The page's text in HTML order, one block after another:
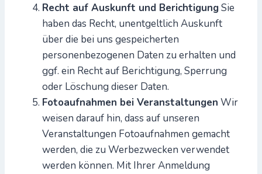
Recht auf Auskunft und BerichtigungSie
haben das Recht, unentgeltlich Auskunft
über die bei uns gespeicherten
personenbezogenen Daten zu erhalten und
ggf. ein Recht auf Berichtigung, Sperrung
oder Löschung dieser Daten.
Fotoaufnahmen bei Veranstaltungen Wir
weisen darauf hin, dass auf unseren
Veranstaltungen Fotoaufnahmen gemacht
werden, die zu Werbezwecken verwendet
werden können. Mit Ihrer Anmeldung